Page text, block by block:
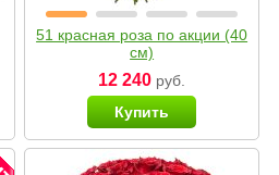
51 красная роза по акции (40
см)
12 240 руб.
Купить